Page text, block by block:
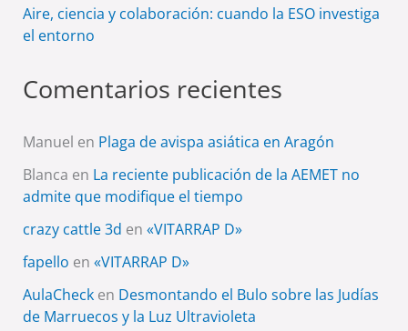
Aire, ciencia y colaboración: cuando la ESO investiga
el entorno
Comentarios recientes
Manuel en Plaga de avispa asiática en Aragón
Blanca en La reciente publicación de la AEMET no
admite que modifique el tiempo
crazy cattle 3d en «VITARRAP D»
fapello en «VITARRAP D»
AulaChecken Desmontando el Bulo sobre las Judías
de Marruecos y la Luz Ultravioleta